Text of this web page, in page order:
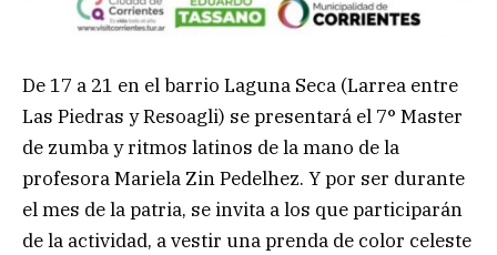
De 17 a 21 en el barrio Laguna Seca (Larrea entre
Las Piedras y Resoagli) se presentará el 7° Master
de zumba y ritmos latinos de la mano de la
profesora Mariela Zin Pedelhez. Y por ser durante
el mes de la patria, se invita a los que participarán
de la actividad, a vestir una prenda de color celeste